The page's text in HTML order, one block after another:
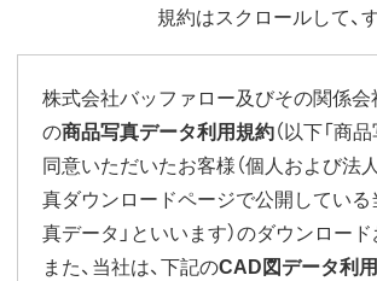
規約はスクロールして、
株式会社バッファロー及びその関係会
の商品写真データ利用規約（以下「商
同意いただいたお客様（個人および法
真ダウンロードページで公開している
真データ」といいます）のダウンロー
また、当社は、下記のCAD図データ利
にはパスが設定されていない場合があり
: 低解像度(RGBカラー)」 「EPS : 高解像